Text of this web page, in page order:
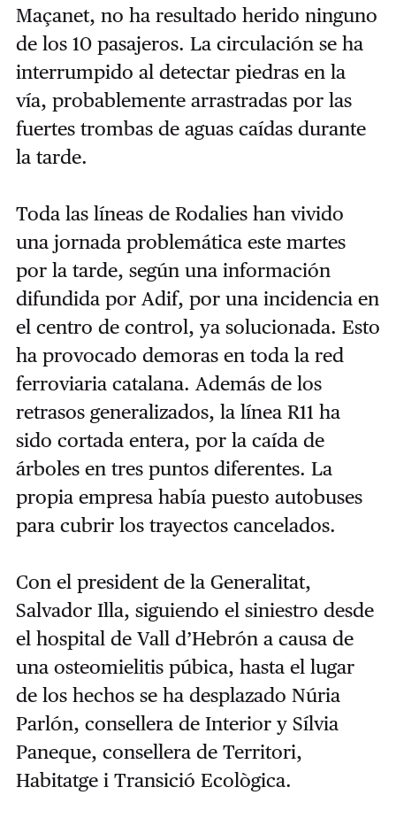
Maçanet, no ha resultado herido ninguno
de los 10 pasajeros. La circulación se ha
interrumpido al detectar piedras en la
vía, probablemente arrastradas por las
fuertes trombas de aguas caídas durante
la tarde.
Toda las líneas de Rodalies han vivido
una jornada problemática este martes
por la tarde, según una información
difundida por Adif, por una incidencia en
el centro de control, ya solucionada. Esto
ha provocado demoras en toda la red
ferroviaria catalana. Además de los
retrasos generalizados, la línea R11 ha
sido cortada entera, por la caída de
árboles en tres puntos diferentes. La
propia empresa había puesto autobuses
para cubrir los trayectos cancelados.
Con el president de la Generalitat,
Salvador Illa, siguiendo el siniestro desde
el hospital de Vall d’Hebrón a causa de
una osteomielitis púbica, hasta el lugar
de los hechos se ha desplazado Núria
Parlón, consellera de Interior y Sílvia
Paneque, consellera de Territori,
Habitatge i Transició Ecològica.